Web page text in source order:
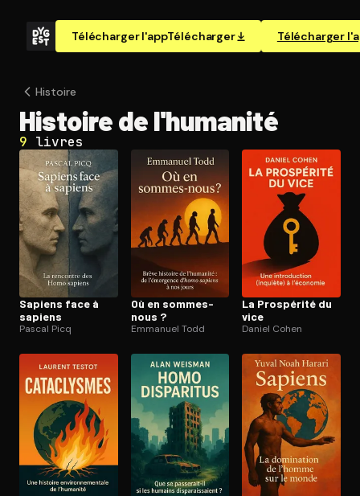
Télécharger l'appTélécharger Télécharger
Ouvre l'app Appareil photo, pointe sur le code. C'est gratuit à
Histoire
Histoire de l'humanité
9 livres
Sapiens face à
sapiens
Pascal Picq
Où en sommes-
nous ?
Emmanuel Todd
La Prospérité du
vice
Daniel Cohen